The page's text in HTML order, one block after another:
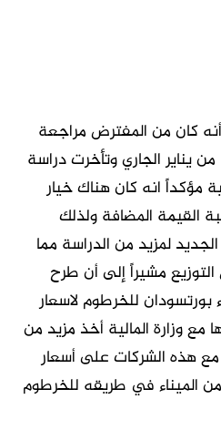
كان من المفترض مراجعة
أسعار المحروقات في ال 14 من يناير الجاري وتأخرت دراسة
مؤكداً انه كان هناك خيار
القيمة المضافة ولذلك
لمزيد من الدراسة مما
مشيراً إلى أن طرح
للخرطوم لاسعار
وزارة المالية أخذ مزيد من
مع هذه الشركات على أسعار
الميناء في طريقه للخرطوم